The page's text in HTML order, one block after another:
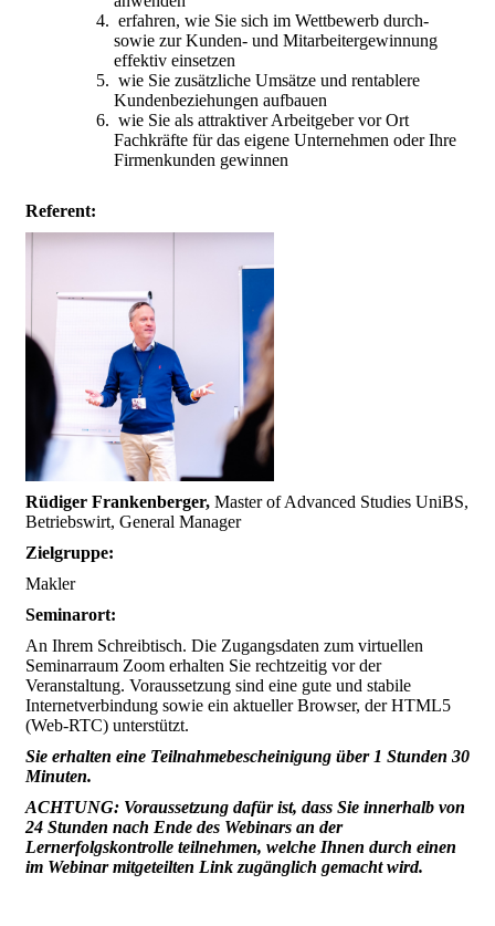
erfahren, wie Sie sich im Wettbewerb durch-
sowie zur Kunden- und Mitarbeitergewinnung
effektiv einsetzen
wie Sie zusätzliche Umsätze und rentablere
Kundenbeziehungen aufbauen
wie Sie als attraktiver Arbeitgeber vor Ort
Fachkräfte für das eigene Unternehmen oder Ihre
Firmenkunden gewinnen
Referent:
Rüdiger Frankenberger, Master of Advanced Studies UniBS,
Betriebswirt, General Manager
Zielgruppe:
Makler
Seminarort:
An Ihrem Schreibtisch. Die Zugangsdaten zum virtuellen
Seminarraum Zoom erhalten Sie rechtzeitig vor der
Veranstaltung. Voraussetzung sind eine gute und stabile
Internetverbindung sowie ein aktueller Browser, der HTML5
(Web-RTC) unterstützt.
Sie erhalten eine Teilnahmebescheinigung über 1 Stunden 30
Minuten.
ACHTUNG: Voraussetzung dafür ist, dass Sie innerhalb von
24 Stunden nach Ende des Webinars an der
Lernerfolgskontrolle teilnehmen, welche Ihnen durch einen
im Webinar mitgeteilten Link zugänglich gemacht wird.